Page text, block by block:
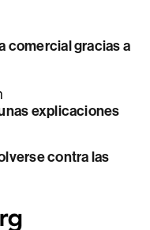
comercial gracias a
explicaciones
contra las